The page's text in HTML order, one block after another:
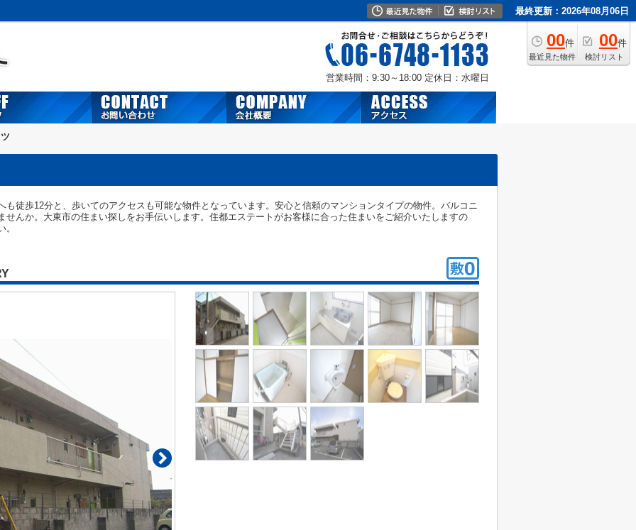
最終更新：2026年08月06日
00件
最近見た物件
00件
検討リスト
営業時間：9:30～18:00 定休日：水曜日
も徒歩12分と、歩いてのアクセスも可能な物件となっています。安心と信頼のマンションタイプの物件。バルコニ
せんか。大東市の住まい探しをお手伝いします。住都エステートがお客様に合った住まいをご紹介いたしますの